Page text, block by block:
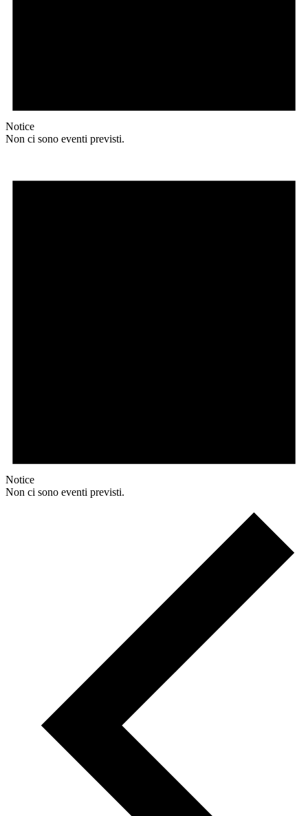
Notice
Non ci sono eventi previsti.
Notice
Non ci sono eventi previsti.